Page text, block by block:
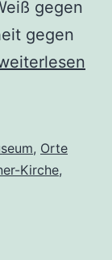
gegen
gegen
, Orte
Kirche,